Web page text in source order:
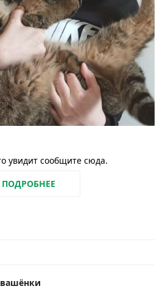
увидит сообщите сюда.
ПОДРОБНЕЕ